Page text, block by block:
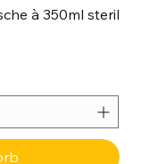
à 350ml steril